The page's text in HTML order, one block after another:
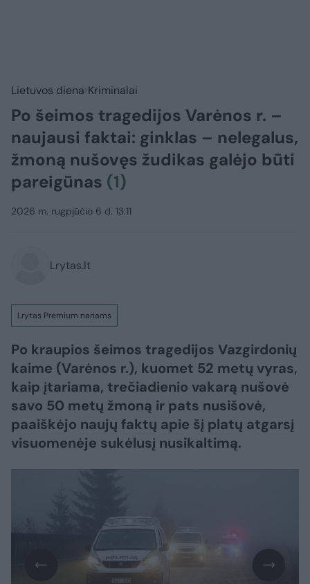
Lietuvos diena Kriminalai
Po šeimos tragedijos Varėnos r. –
naujausi faktai: ginklas – nelegalus,
žmoną nušovęs žudikas galėjo būti
pareigūnas (1)
2026 m. rugpjūčio 6 d. 13:11
Lrytas.lt
Lrytas Premium nariams
Po kraupios šeimos tragedijos Vazgirdonių
kaime (Varėnos r.), kuomet 52 metų vyras,
kaip įtariama, trečiadienio vakarą nušovė
savo 50 metų žmoną ir pats nusišovė,
paaiškėjo naujų faktų apie šį platų atgarsį
visuomenėje sukėlusį nusikaltimą.